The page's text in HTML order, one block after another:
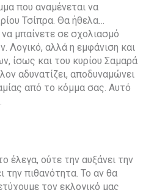
που αναμένεται να
Τσίπρα. Θα ήθελα…
μπαίνετε σε σχολιασμό
αλλά η εμφάνιση και
ίσως και του κυρίου Σαμαρά
αδυνατίζει, αποδυναμώνει
από το κόμμα σας. Αυτό
έλεγα, ούτε την αυξάνει την
την πιθανότητα. Το αν θα
τον εκλογικό μας